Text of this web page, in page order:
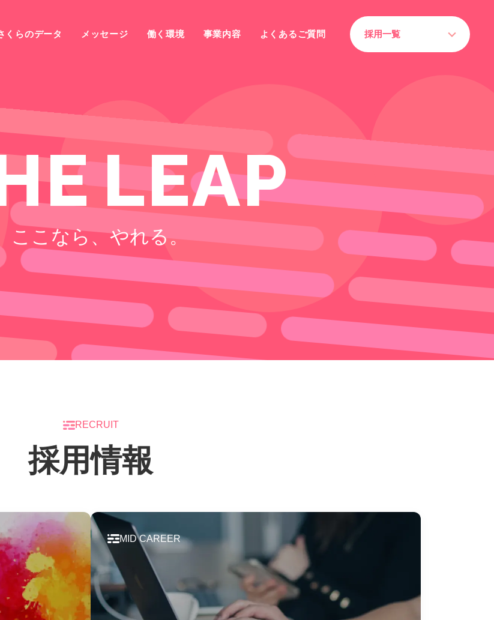
くらのデータ メッセージ 働く環境 事業内容 よくあるご質問 採用一覧
ELEAP
ここなら、やれる。
RECRUIT
採用情報
MID CAREER